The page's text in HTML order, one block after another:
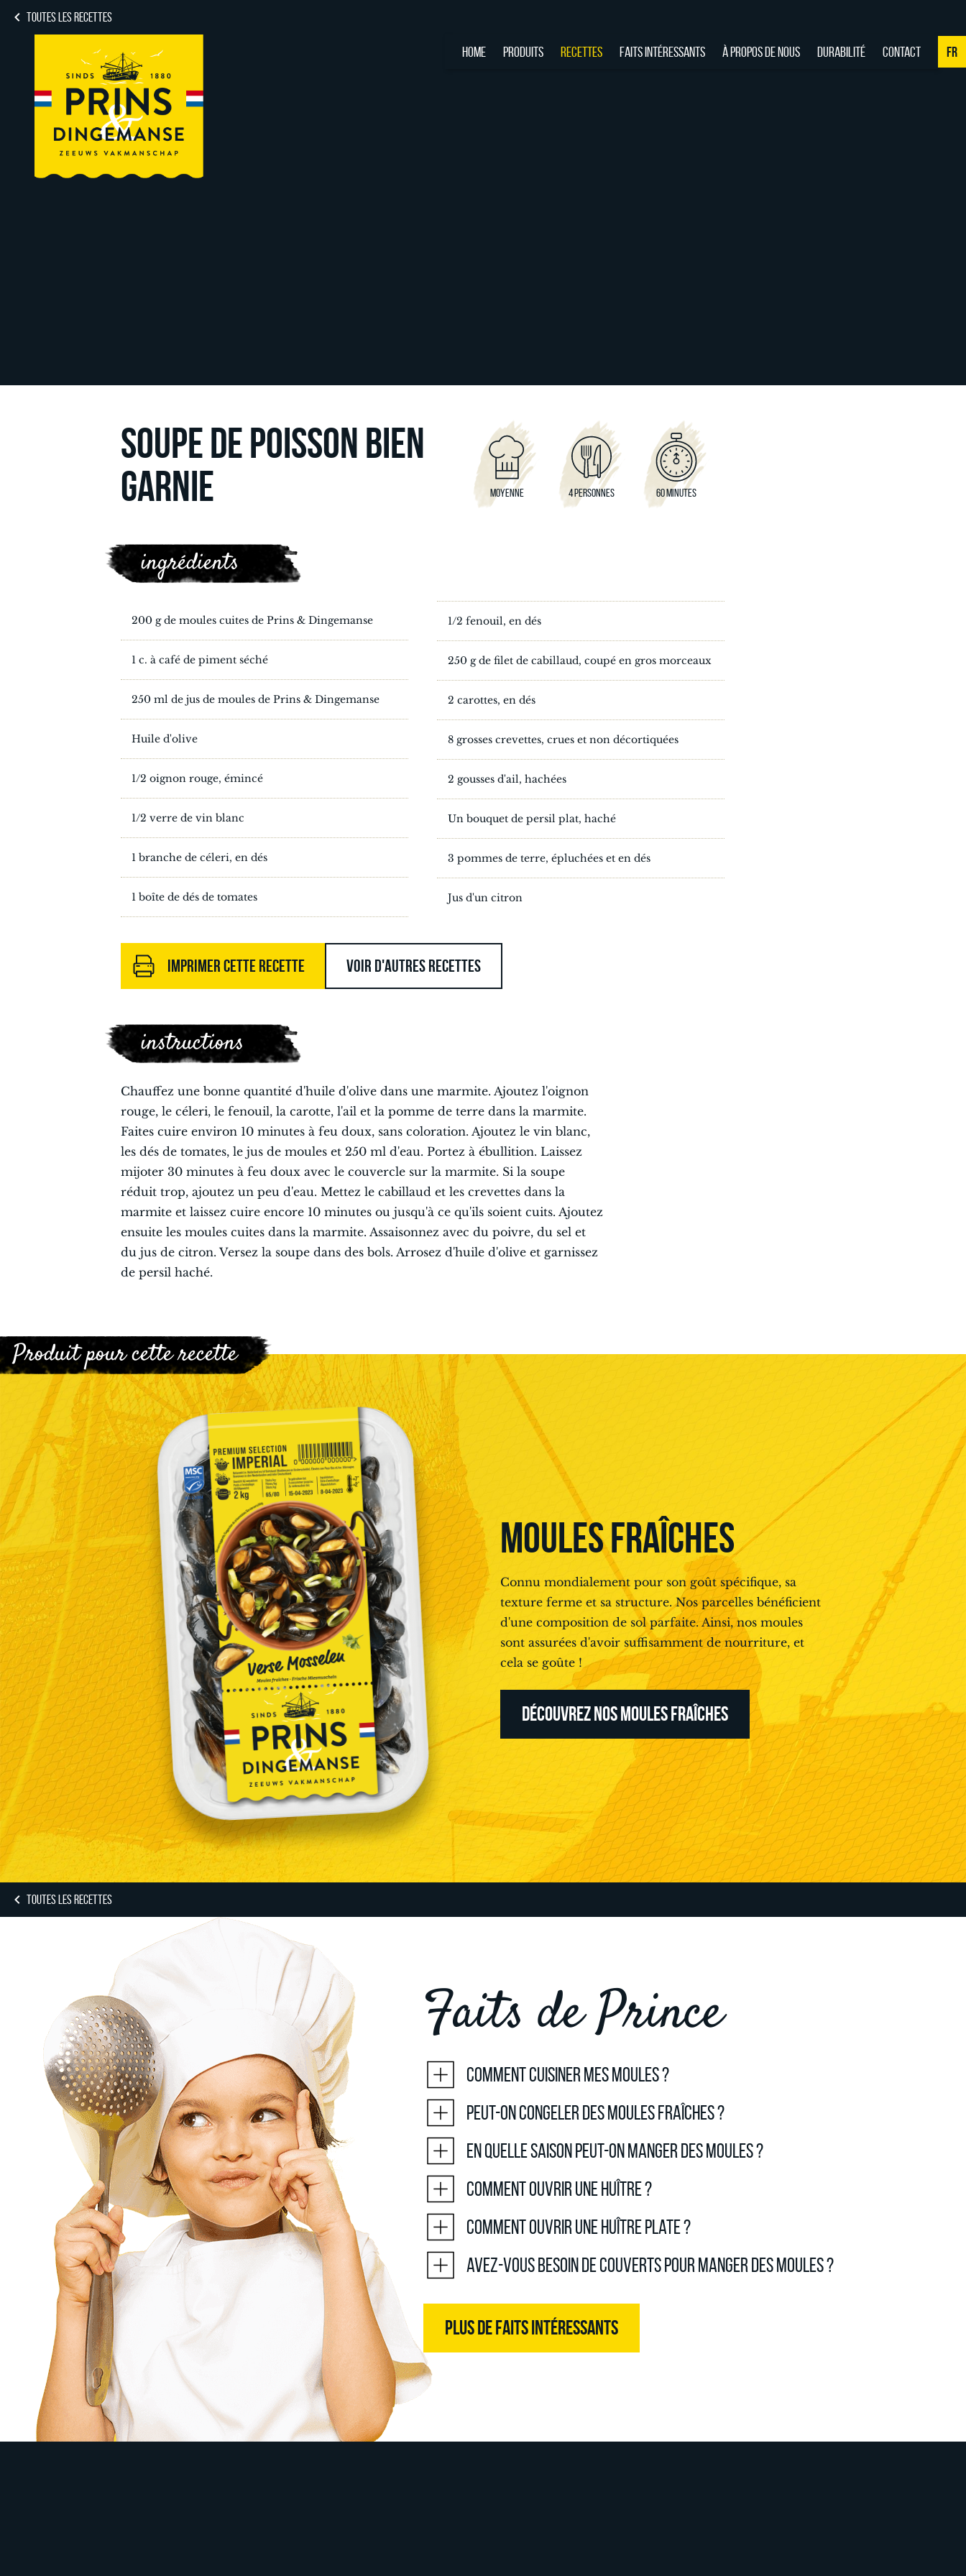
TOUTES LES RECETTES
HOME PRODUITS RECETTES FAITS INTÉRESSANTS À PROPOS DE NOUS DURABILITÉ CONTACT FR
SOUPE DE POISSON BIEN
GARNIE
MOYENNE 4 PERSONNES 60 MINUTES
ingrédients
200 g de moules cuites de Prins & Dingemanse
1 c. à café de piment séché
250 ml de jus de moules de Prins & Dingemanse
Huile d'olive
1/2 oignon rouge, émincé
1/2 verre de vin blanc
1 branche de céleri, en dés
1 boîte de dés de tomates
1/2 fenouil, en dés
250 g de filet de cabillaud, coupé en gros morceaux
2 carottes, en dés
8 grosses crevettes, crues et non décortiquées
2 gousses d'ail, hachées
Un bouquet de persil plat, haché
3 pommes de terre, épluchées et en dés
Jus d'un citron
IMPRIMER CETTE RECETTE VOIR D'AUTRES RECETTES
instructions
Chauffez une bonne quantité d'huile d'olive dans une marmite. Ajoutez l'oignon
rouge, le céleri, le fenouil, la carotte, l'ail et la pomme de terre dans la marmite.
Faites cuire environ 10 minutes à feu doux, sans coloration. Ajoutez le vin blanc,
les dés de tomates, le jus de moules et 250 ml d'eau. Portez à ébullition. Laissez
mijoter 30 minutes à feu doux avec le couvercle sur la marmite. Si la soupe
réduit trop, ajoutez un peu d'eau. Mettez le cabillaud et les crevettes dans la
marmite et laissez cuire encore 10 minutes ou jusqu'à ce qu'ils soient cuits. Ajoutez
ensuite les moules cuites dans la marmite. Assaisonnez avec du poivre, du sel et
du jus de citron. Versez la soupe dans des bols. Arrosez d'huile d'olive et garnissez
de persil haché.
Produit pour cette recette
MOULES FRAÎCHES
Connu mondialement pour son goût spécifique, sa
texture ferme et sa structure. Nos parcelles bénéficient
d'une composition de sol parfaite. Ainsi, nos moules
sont assurées d'avoir suffisamment de nourriture, et
cela se goûte !
DÉCOUVREZ NOS MOULES FRAÎCHES
TOUTES LES RECETTES
Faits de Prince
Comment cuisiner mes moules ?
Peut-on congeler des moules fraîches ?
En quelle saison peut-on manger des moules ?
Comment ouvrir une huître ?
Comment ouvrir une huître plate ?
Avez-vous besoin de couverts pour manger des moules ?
PLUS DE FAITS INTÉRESSANTS